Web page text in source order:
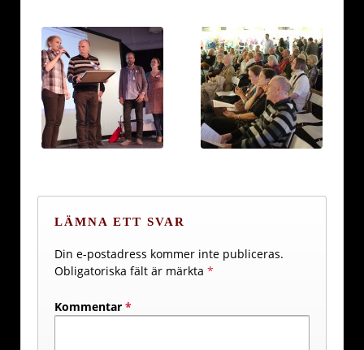
LÄMNA ETT SVAR
Din e-postadress kommer inte publiceras.
Obligatoriska fält är märkta *
Kommentar *